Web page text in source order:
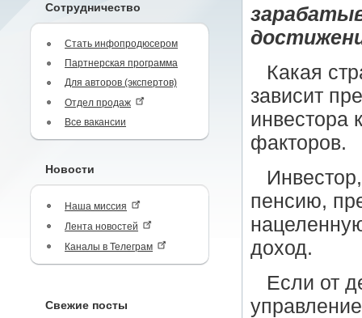
Сотрудничество
Стать инфопродюсером
Партнерская программа
Для авторов (экспертов)
Отдел продаж
Все вакансии
Новости
Наша миссия
Лента новостей
Каналы в Телеграм
Свежие посты
Какая
зависит
инвестора
факторов.
пенсию,
доход.
Если от